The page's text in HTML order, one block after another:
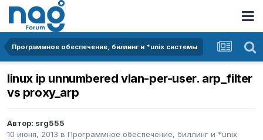
Программное обеспечение, биллинг и *unix системы
linux ip unnumbered vlan-per-user. arp_filter
vs proxy_arp
Автор: srg555
10 июня, 2013 в Программное обеспечение, биллинг и *unix